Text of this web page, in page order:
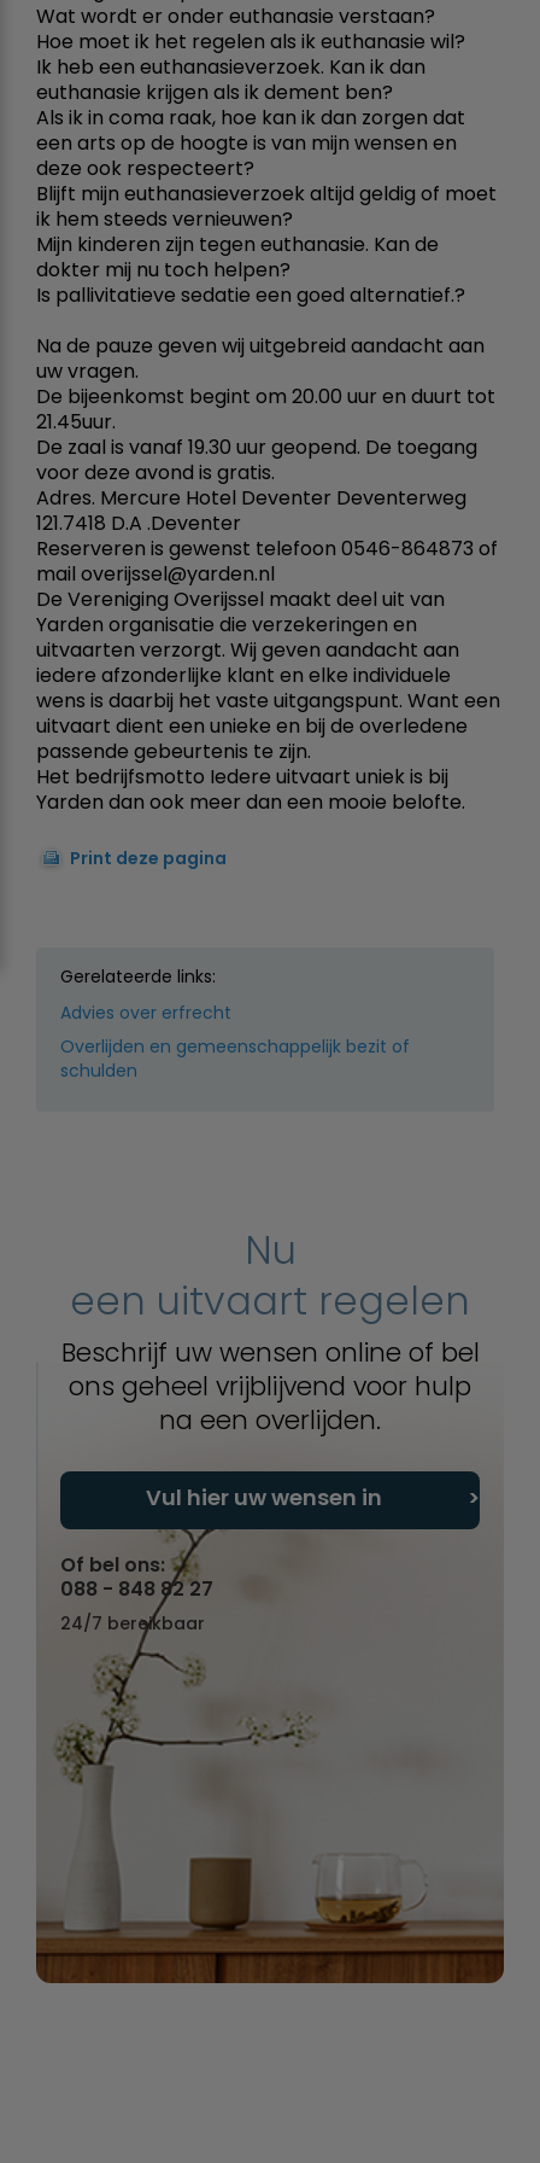
Wat wordt er onder euthanasie verstaan?
Hoe moet ik het regelen als ik euthanasie wil?
Ik heb een euthanasieverzoek. Kan ik dan
euthanasie krijgen als ik dement ben?
Als ik in coma raak, hoe kan ik dan zorgen dat
een arts op de hoogte is van mijn wensen en
deze ook respecteert?
Blijft mijn euthanasieverzoek altijd geldig of moet
ik hem steeds vernieuwen?
Mijn kinderen zijn tegen euthanasie. Kan de
dokter mij nu toch helpen?
Is pallivitatieve sedatie een goed alternatief.?
Na de pauze geven wij uitgebreid aandacht aan
uw vragen.
De bijeenkomst begint om 20.00 uur en duurt tot
21.45uur.
De zaal is vanaf 19.30 uur geopend. De toegang
voor deze avond is gratis.
Adres. Mercure Hotel Deventer Deventerweg
121.7418 D.A .Deventer
Reserveren is gewenst telefoon 0546-864873 of
mail overijssel@yarden.nl
De Vereniging Overijssel maakt deel uit van
Yarden organisatie die verzekeringen en
uitvaarten verzorgt. Wij geven aandacht aan
iedere afzonderlijke klant en elke individuele
wens is daarbij het vaste uitgangspunt. Want een
uitvaart dient een unieke en bij de overledene
passende gebeurtenis te zijn.
Het bedrijfsmotto Iedere uitvaart uniek is bij
Yarden dan ook meer dan een mooie belofte.
Print deze pagina
Gerelateerde links:
Advies over erfrecht
Overlijden en gemeenschappelijk bezit of
schulden
Nu
een uitvaart regelen
Beschrijf uw wensen online of bel
ons geheel vrijblijvend voor hulp
na een overlijden.
Vul hier uw wensen in
Of bel ons:
088 - 848 82 27
24/7 bereikbaar